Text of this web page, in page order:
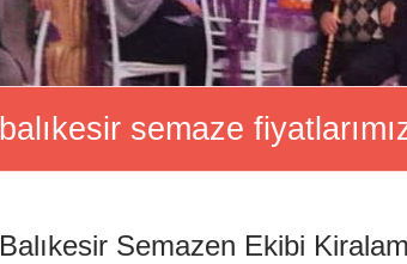
balıkesir semaze
Balıkesir Semazen Ekibi